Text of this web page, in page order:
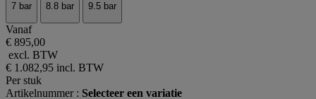
7 bar 8.8 bar 9.5 bar
Vanaf
€ 895,00
excl. BTW
€ 1.082,95 incl. BTW
Per stuk
Artikelnummer : Selecteer een variatie